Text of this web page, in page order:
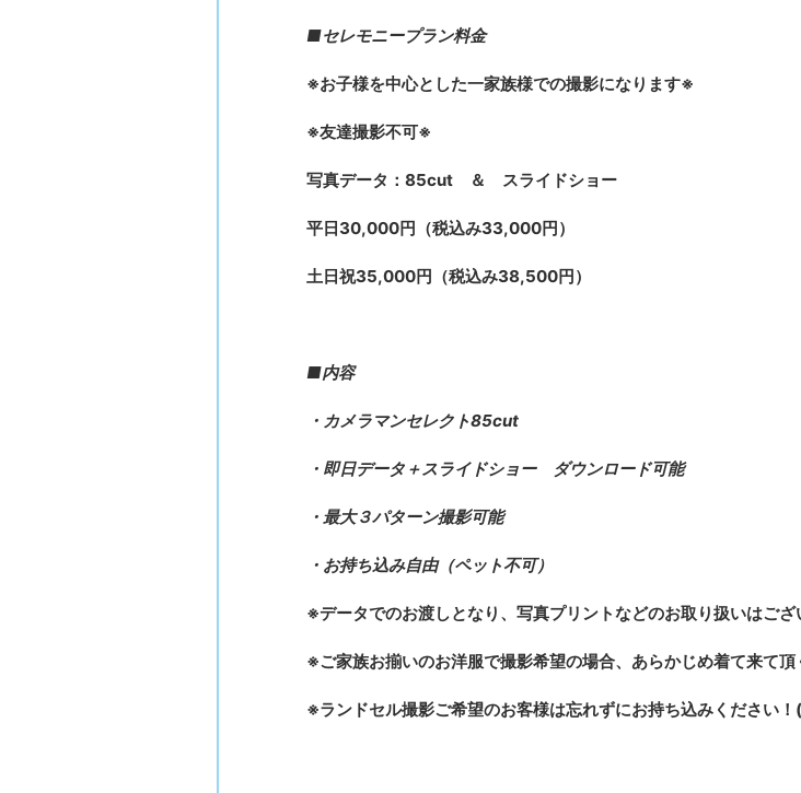
■セレモニープラン料金
※お子様を中心とした一家族様での撮影になります※
※友達撮影不可※
写真データ：85cut ＆ スライドショー
平日30,000円（税込み33,000円）
土日祝35,000円（税込み38,500円）
■内容
・カメラマンセレクト85cut
・即日データ＋スライドショー ダウンロード可能
・最大３パターン撮影可能
・お持ち込み自由（ペット不可）
※データでのお渡しとなり、写真プリントなどのお取り扱いはご
※ご家族お揃いのお洋服で撮影希望の場合、あらかじめ着て来て
※ランドセル撮影ご希望のお客様は忘れずにお持ち込みください